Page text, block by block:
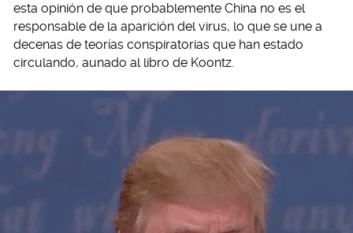
esta opinión de que probablemente China no es el
responsable de la aparición del virus, lo que se une a
decenas de teorías conspiratorias que han estado
circulando, aunado al libro de Koontz.